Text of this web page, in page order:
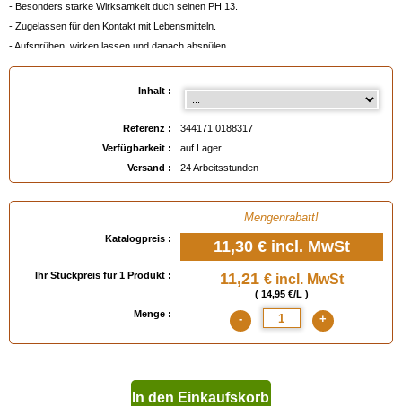
- Besonders starke Wirksamkeit duch seinen PH 13.
- Zugelassen für den Kontakt mit Lebensmitteln.
- Aufsprühen, wirken lassen und danach abspülen.
Inhalt :
Referenz :
344171 0188317
Verfügbarkeit :
auf Lager
Versand :
24 Arbeitsstunden
Mengenrabatt!
Katalogpreis : 11,30 € incl. MwSt
Ihr Stückpreis für 1 Produkt : 11,21 € incl. MwSt
( 14,95 €/L )
Menge :
- +
In den Einkaufskorb